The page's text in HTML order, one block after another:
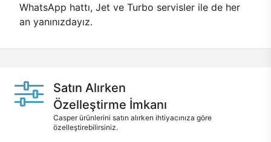
WhatsApp hattı, Jet ve Turbo servisler ile de her
an yanınızdayız.
Satın Alırken
Özelleştirme İmkanı
Casper ürünlerini satın alırken ihtiyacınıza göre
özelleştirebilirsiniz.